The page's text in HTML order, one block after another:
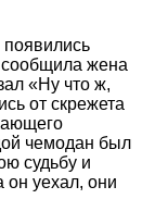
появились
жена
«Ну что ж,
от скрежета
чемодан был
судьбу и
он уехал, они